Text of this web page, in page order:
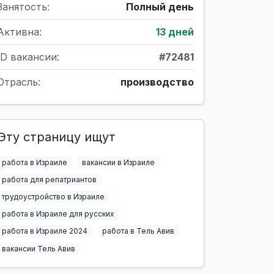
Полный день
13 дней
вакансии: #72481
производство
страницу ищут
работа в Израиле
вакансии в Израиле
работа для репатриантов
трудоустройство в Израиле
работа в Израиле для русских
работа в Израиле 2024
работа в Тель Авив
вакансии Тель Авив